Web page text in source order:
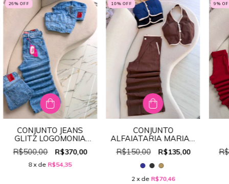
26% OFF
CONJUNTO JEANS
GLITZ LOGOMONIA
100% JEANS
R$500,00 R$370,00
8 x de R$54,35
10% OFF
CONJUNTO
ALFAIATARIA MARIAH
REF:65988
R$150,00 R$135,00
2 x de R$70,46
9%